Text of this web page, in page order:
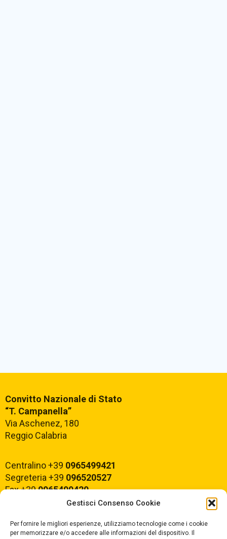
Gestisci Consenso Cookie
Per fornire le migliori esperienze, utilizziamo tecnologie come i cookie
per memorizzare e/o accedere alle informazioni del dispositivo. Il
Convitto Nazionale di Stato
“T. Campanella”
Via Aschenez, 180
Reggio Calabria
Centralino +39 0965499421
Segreteria +39 096520527
Fax +390965499420
E-mail: rcvc010005@istruzione.it
PEC:rcvc010005@pec.istruzione.it